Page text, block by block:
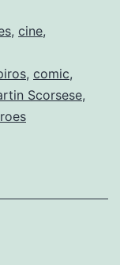
, cine,
, comic,
Scorsese,